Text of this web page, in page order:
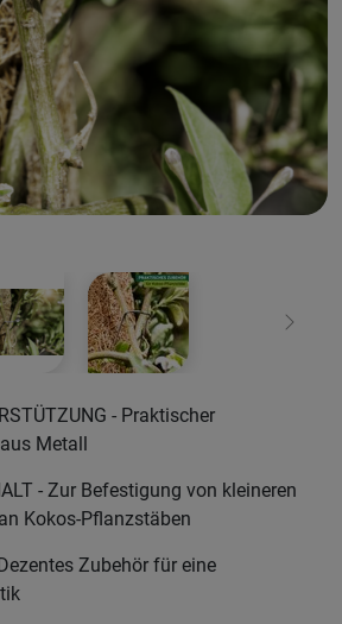
Weiter
- Praktischer
Metall
- Zur Befestigung von kleineren
Kokos-Pflanzstäben
Zubehör für eine